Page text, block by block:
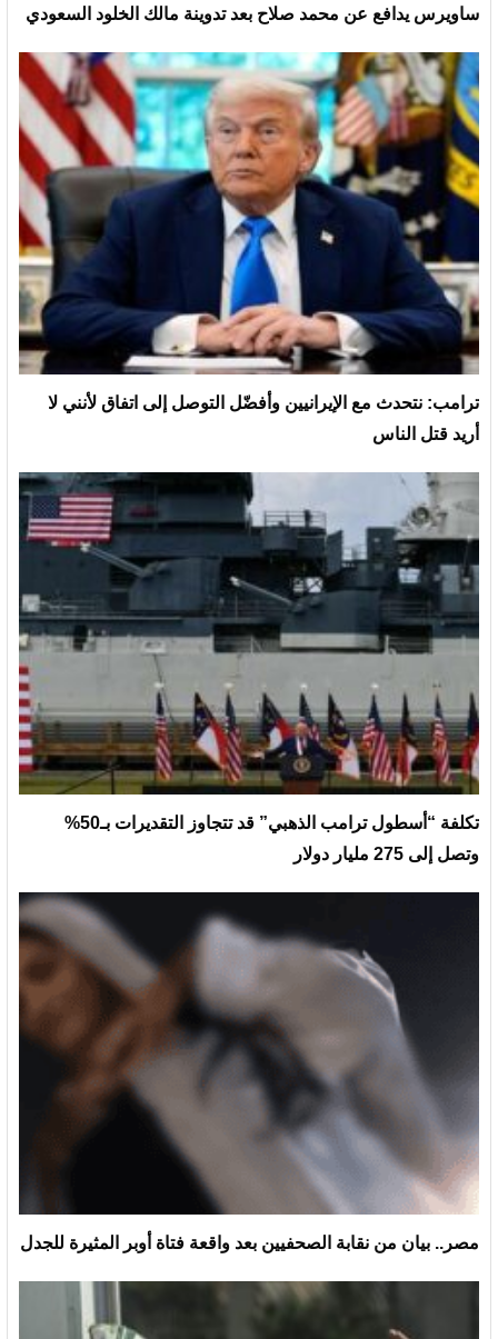
ساويرس يدافع عن محمد صلاح بعد تدوينة مالك الخلود السعودي
ترامب: نتحدث مع الإيرانيين وأفضّل التوصل إلى اتفاق لأنني لا
أريد قتل الناس
تكلفة “أسطول ترامب الذهبي” قد تتجاوز التقديرات بـ50%
وتصل إلى 275 مليار دولار
مصر.. بيان من نقابة الصحفيين بعد واقعة فتاة أوبر المثيرة للجدل